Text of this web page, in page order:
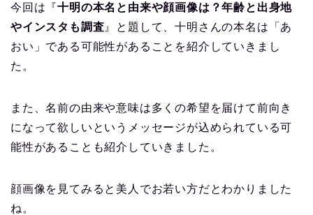
今回は『十明の本名と由来や顔画像は？年齢と出身地
やインスタも調査 』と題して、十明さんの本名は「あ
おい」である可能性があることを紹介していきまし
た。
また、名前の由来や意味は多くの希望を届けて前向き
になって欲しいというメッセージが込められている可
能性があることも紹介していきました。
顔画像を見てみると美人でお若い方だとわかりました
ね。